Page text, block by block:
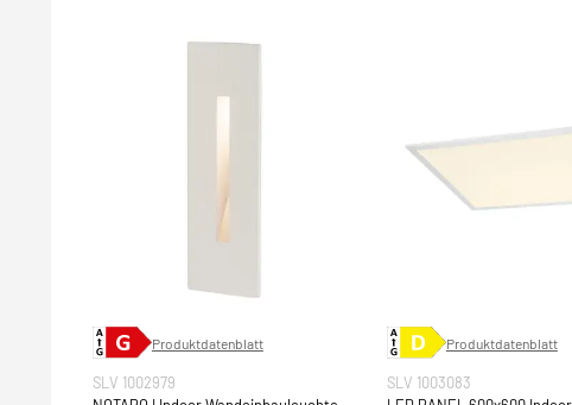
Produktdatenblatt
SLV 1002979
Produktdatenblatt
SLV 1003083